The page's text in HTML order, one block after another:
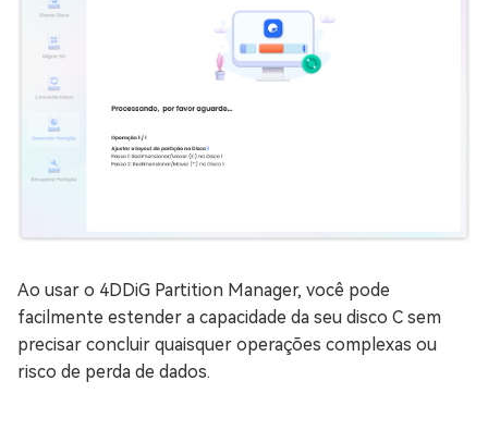
Ao usar o 4DDiG Partition Manager, você pode
facilmente estender a capacidade da seu disco C sem
precisar concluir quaisquer operações complexas ou
risco de perda de dados.